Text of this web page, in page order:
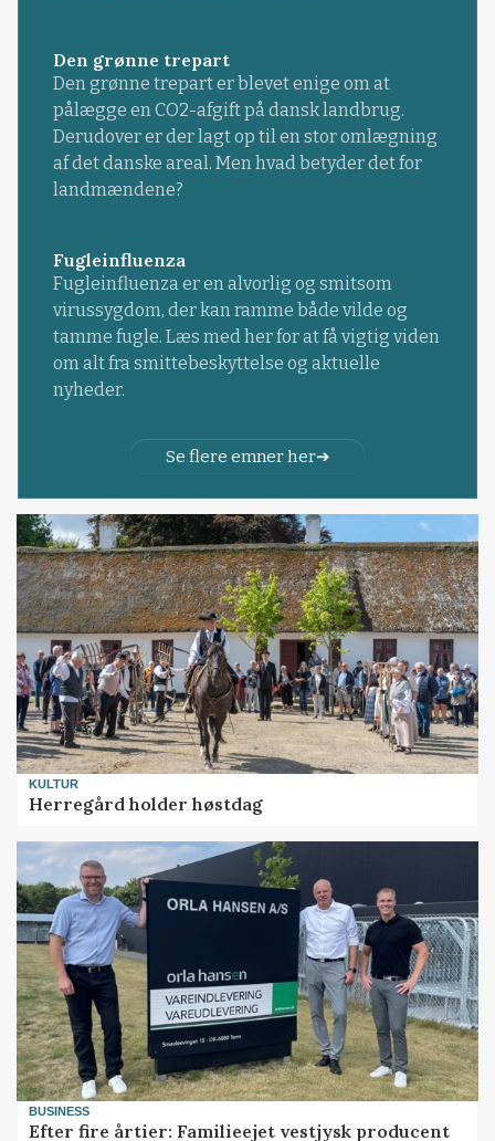
Den grønne trepart
Den grønne trepart er blevet enige om at
pålægge en CO2-afgift på dansk landbrug.
Derudover er der lagt op til en stor omlægning
af det danske areal. Men hvad betyder det for
landmændene?
Fugleinfluenza
Fugleinfluenza er en alvorlig og smitsom
virussygdom, der kan ramme både vilde og
tamme fugle. Læs med her for at få vigtig viden
om alt fra smittebeskyttelse og aktuelle
nyheder.
Se flere emner her
KULTUR
Herregård holder høstdag
BUSINESS
Efter fire årtier: Familieejet vestjysk producent